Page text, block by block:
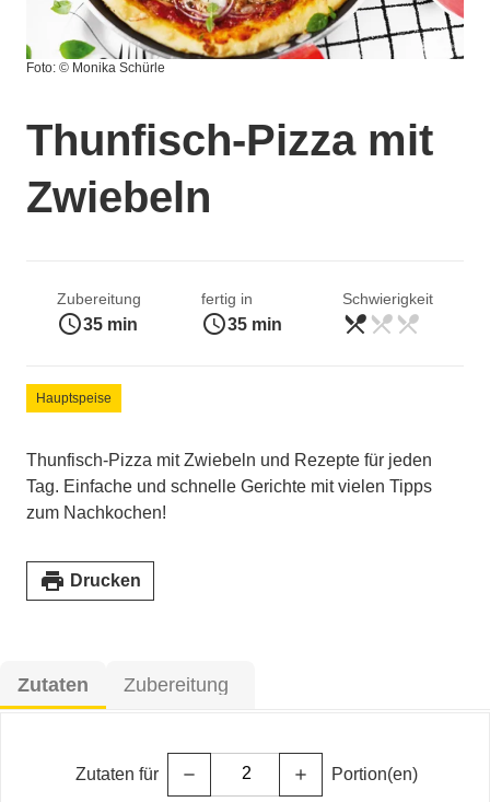
Foto: © Monika Schürle
Thunfisch-Pizza mit
Zwiebeln
Zubereitung
access_time35 min
fertig in
access_time35 min
Schwierigkeit
leicht
restaurant_menu restaurant_menu restaurant_menu
Hauptspeise
Thunfisch-Pizza mit Zwiebeln und Rezepte für jeden
Tag. Einfache und schnelle Gerichte mit vielen Tipps
zum Nachkochen!
print Drucken
Zutaten Zubereitung
Zutaten für remove add Portion(en)